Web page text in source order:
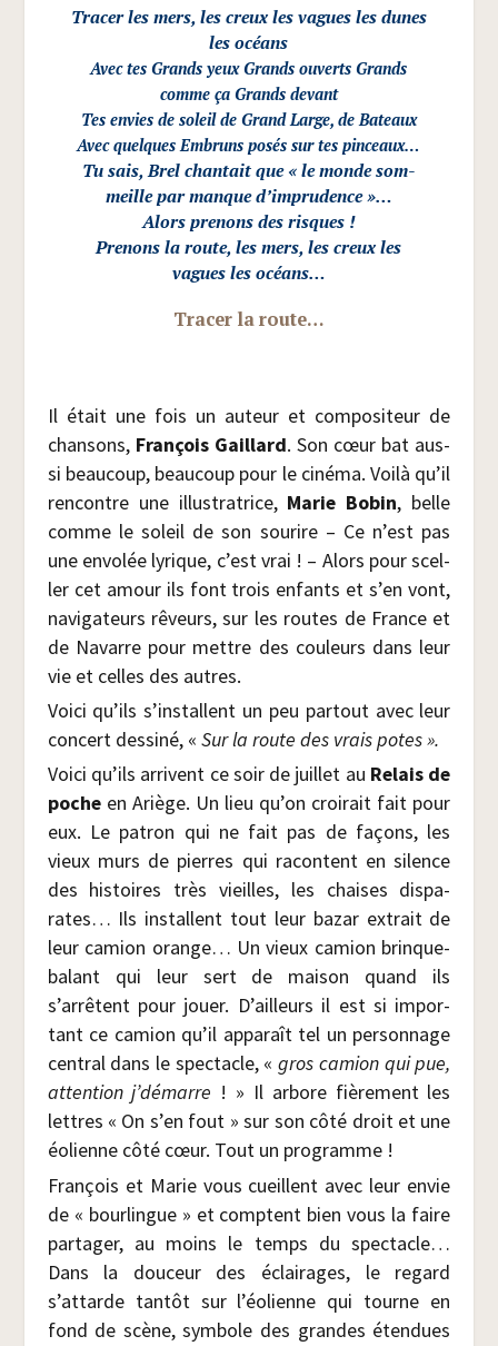
Tra­cer les mers, les creux les vagues les dunes
les océans
Avec tes Grands yeux Grands ouverts Grands
comme ça Grands devant
Tes envies de soleil de Grand Large, de Bateaux
Avec quelques Embruns posés sur tes pinceaux…
Tu sais, Brel chan­tait que « le monde som­
meille par manque d’imprudence »…
Alors pre­nons des risques !
Pre­nons la route, les mers, les creux les
vagues les océans…
Tra­cer la route…
Il était une fois un auteur et com­po­si­teur de
chan­sons, Fran­çois Gaillard. Son cœur bat aus­
si beau­coup, beau­coup pour le ciné­ma. Voi­là qu’il
ren­contre une illus­tra­trice, Marie Bobin, belle
comme le soleil de son sou­rire – Ce n’est pas
une envo­lée lyrique, c’est vrai ! – Alors pour scel­
ler cet amour ils font trois enfants et s’en vont,
navi­ga­teurs rêveurs, sur les routes de France et
de Navarre pour mettre des cou­leurs dans leur
vie et celles des autres.
Voi­ci qu’ils s’installent un peu par­tout avec leur
concert des­si­né, « Sur la route des vrais potes ».
Voi­ci qu’ils arrivent ce soir de juillet au Relais de
pocheen Ariège. Un lieu qu’on croi­rait fait pour
eux. Le patron qui ne fait pas de façons, les
vieux murs de pierres qui racontent en silence
des his­toires très vieilles, les chaises dis­pa­
rates… Ils ins­tallent tout leur bazar extrait de
leur camion orange… Un vieux camion brin­que­
ba­lant qui leur sert de mai­son quand ils
s’arrêtent pour jouer. D’ailleurs il est si impor­
tant ce camion qu’il appa­raît tel un per­son­nage
cen­tral dans le spec­tacle, «gros camion qui pue,
atten­tion j’démarre ! » Il arbore fiè­re­ment les
lettres « On s’en fout » sur son côté droit et une
éolienne côté cœur. Tout un programme !
Fran­çois et Marie vous cueillent avec leur envie
de « bour­lingue » et comptent bien vous la faire
par­ta­ger, au moins le temps du spec­tacle…
Dans la dou­ceur des éclai­rages, le regard
s’attarde tan­tôt sur l’éolienne qui tourne en
fond de scène, sym­bole des grandes éten­dues